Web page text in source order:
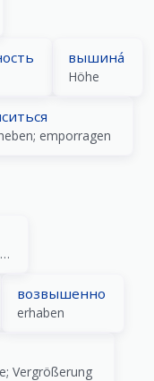
вышина́
Höhe
emporragen
Höhenflugspezialist; Mitglied eines Sondereinsatzkommandos; Hochspringer; Hochhausbauarbeiter
возвышенно
erhaben
Vergrößerung